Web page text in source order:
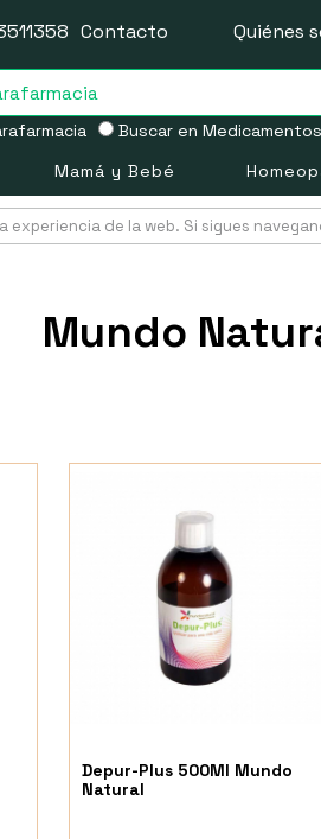
Buscar en Medicamentos
Contacto Quiénes
Mamá y Bebé
experiencia de la web. Si sigues
Mundo
Depur-Plus 500Ml Mundo
Natural